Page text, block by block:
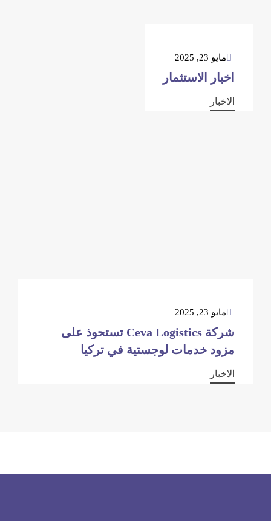
مايو 23, 2025
اخبار الاستثمار
الاخبار
مايو 23, 2025
شركة Ceva Logistics تستحوذ على
مزود خدمات لوجستية في تركيا
الاخبار